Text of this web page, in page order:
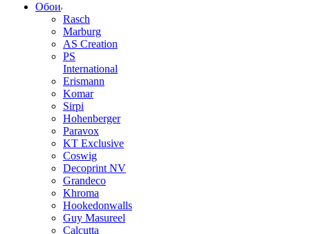
Обои
Rasch
Marburg
AS Creation
PS
International
Erismann
Komar
Sirpi
Hohenberger
Paravox
KT Exclusive
Coswig
Decoprint NV
Grandeco
Khroma
Hookedonwalls
Guy Masureel
Calcutta